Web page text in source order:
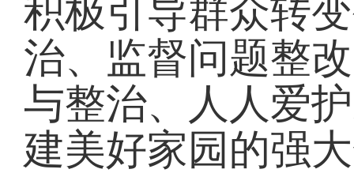
积极引导群众转
治、监督问题整
与整治、人人爱
建美好家园的强